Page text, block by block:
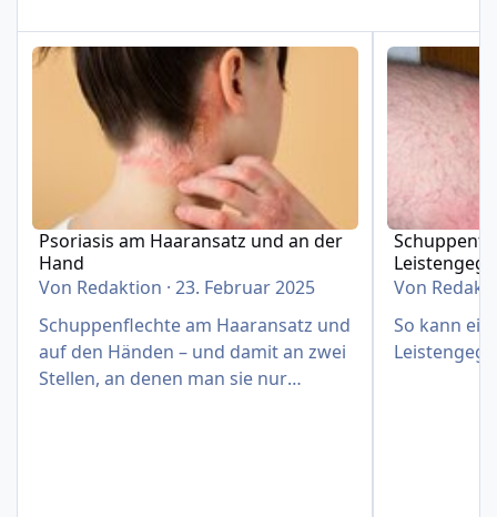
Psoriasis am Haaransatz und an der Hand
Psoriasis am Haaransatz und an der
Hand
Von Redaktion ·23. Februar 2025
Schuppenflechte am Haaransatz und
auf den Händen – und damit an zwei
Stellen, an denen man sie nur
Von
So kann